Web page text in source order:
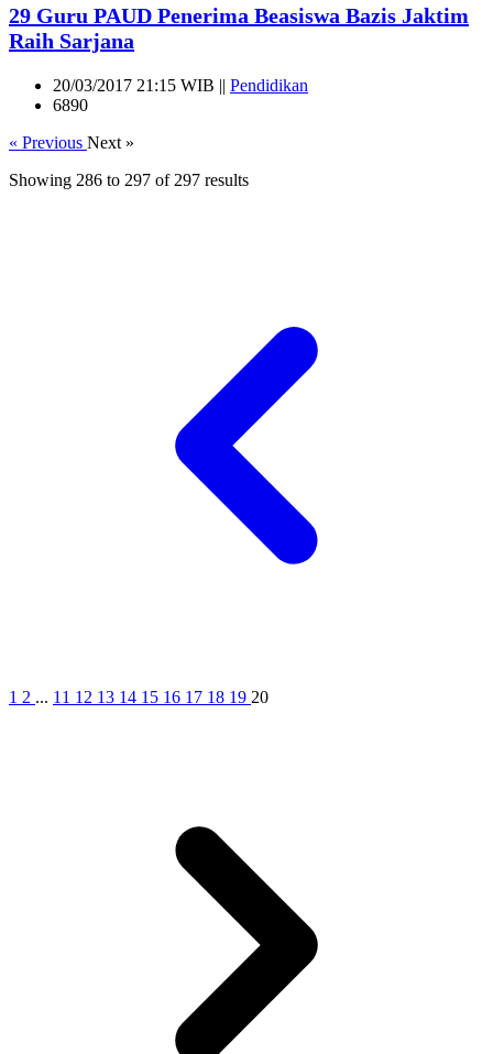
29 Guru PAUD Penerima Beasiswa Bazis Jaktim
Raih Sarjana
20/03/2017 21:15 WIB || Pendidikan
6890
« Previous Next »
Showing 286 to 297 of 297 results
1 2 ... 11 12 13 14 15 16 17 18 19 20